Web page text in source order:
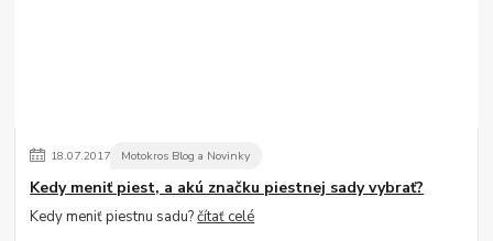
18.07.2017 Motokros Blog a Novinky
Kedy meniť piest, a akú značku piestnej sady vybrať?
Kedy meniť piestnu sadu?čítať celé